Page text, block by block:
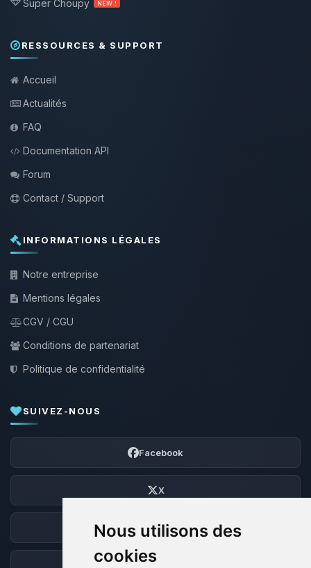
Nous utilisons des
cookies
Super Choupy NEW !
RESSOURCES & SUPPORT
Accueil
Actualités
FAQ
Documentation API
Forum
Contact / Support
INFORMATIONS LÉGALES
Notre entreprise
Mentions légales
CGV / CGU
Conditions de partenariat
Politique de confidentialité
SUIVEZ-NOUS
Facebook
X
Discord
Forum